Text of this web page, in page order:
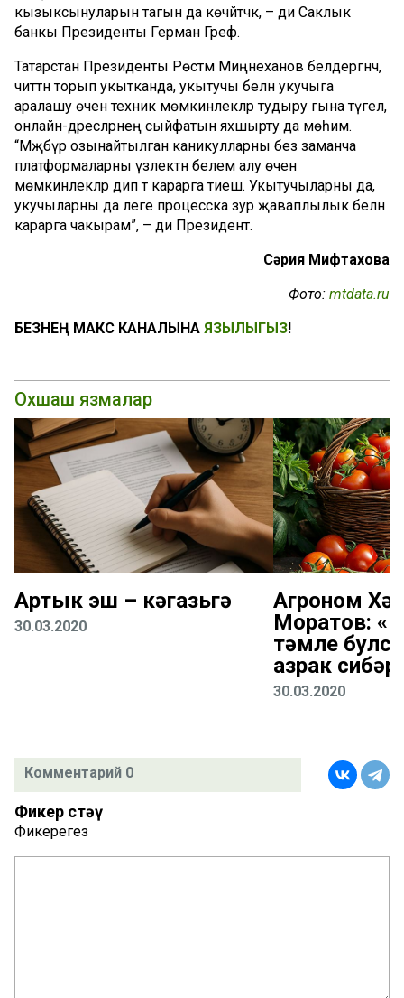
кызыксынуларын тагын да көчәйтәчәк, – ди Саклык
банкы Президенты Герман Греф.
Татарстан Президенты Рөстәм Миңнеханов белдергәнчә,
читтән торып укытканда, укытучы белән укучыга
аралашу өчен техник мөмкинлекләр тудыру гына түгел,
онлайн-дәресләрнең сыйфатын яхшырту да мөһим.
“Мәҗбүр озынайтылган каникулларны без заманча
платформаларны үзлектән белем алу өчен
мөмкинлекләр дип тә карарга тиеш. Укытучыларны да,
укучыларны да әлеге процесска зур җаваплылык белән
карарга чакырам”, – ди Президент.
Сәрия Мифтахова
Фото: mtdata.ru
БЕЗНЕҢ МАКС КАНАЛЫНА ЯЗЫЛЫГЫЗ!
Охшаш язмалар
Артык эш – кәгазьгә
30.03.2020
Агроном
Моратов:
тәмле
азрак
30.03.2020
Комментарий 0
Фикер өстәү
Фикерегез